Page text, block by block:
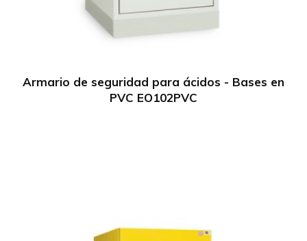
Armario de seguridad para ácidos - Bases en
PVC EO102PVC